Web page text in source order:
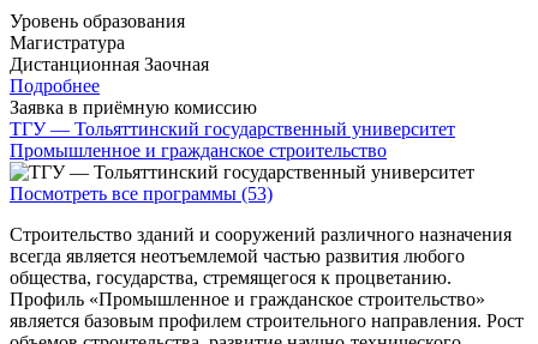
Уровень образования
Магистратура
Дистанционная Заочная
Подробнее
Заявка в приёмную комиссию
ТГУ — Тольяттинский государственный университет
Промышленное и гражданское строительство
Посмотреть все программы (53)
Строительство зданий и сооружений различного назначения
всегда является неотъемлемой частью развития любого
общества, государства, стремящегося к процветанию.
Профиль «Промышленное и гражданское строительство»
является базовым профилем строительного направления. Рост